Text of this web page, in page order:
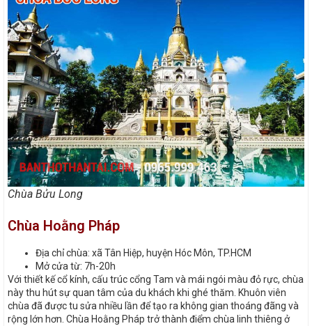
Chùa Bửu Long
Chùa Hoằng Pháp
Địa chỉ chùa: xã Tân Hiệp, huyện Hóc Môn, TP.HCM
Mở cửa từ: 7h-20h
Với thiết kế cổ kính, cấu trúc cổng Tam và mái ngói màu đỏ rực, chùa
này thu hút sự quan tâm của du khách khi ghé thăm. Khuôn viên
chùa đã được tu sửa nhiều lần để tạo ra không gian thoáng đãng và
rộng lớn hơn. Chùa Hoằng Pháp trở thành điểm chùa linh thiêng ở